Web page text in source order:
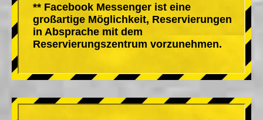
** Facebook Messenger ist eine
großartige Möglichkeit, Reservierungen
in Absprache mit dem
Reservierungszentrum vorzunehmen.